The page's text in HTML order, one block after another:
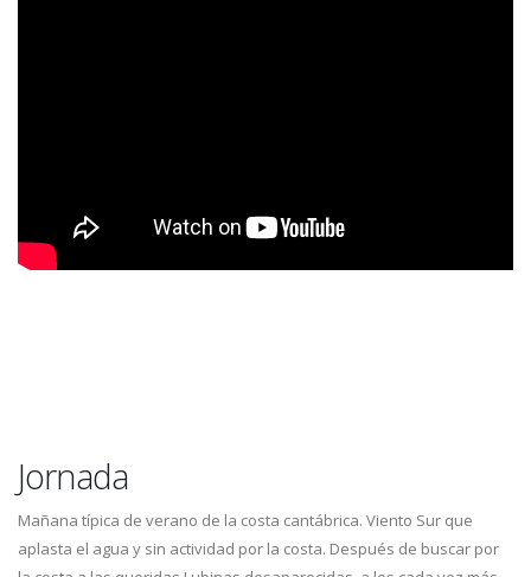
Jornada
Mañana típica de verano de la costa cantábrica. Viento Sur que
aplasta el agua y sin actividad por la costa. Después de buscar por